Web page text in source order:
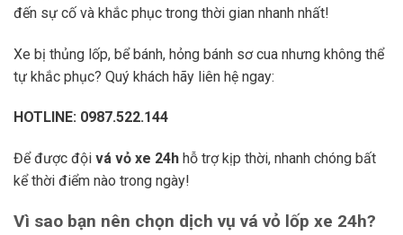
đến sự cố và khắc phục trong thời gian nhanh nhất!
Xe bị thủng lốp, bể bánh, hỏng bánh sơ cua nhưng không thể
tự khắc phục? Quý khách hãy liên hệ ngay:
HOTLINE: 0987.522.144
Để được đội vá vỏ xe 24h hỗ trợ kịp thời, nhanh chóng bất
kể thời điểm nào trong ngày!
Vì sao bạn nên chọn dịch vụ vá vỏ lốp xe 24h?